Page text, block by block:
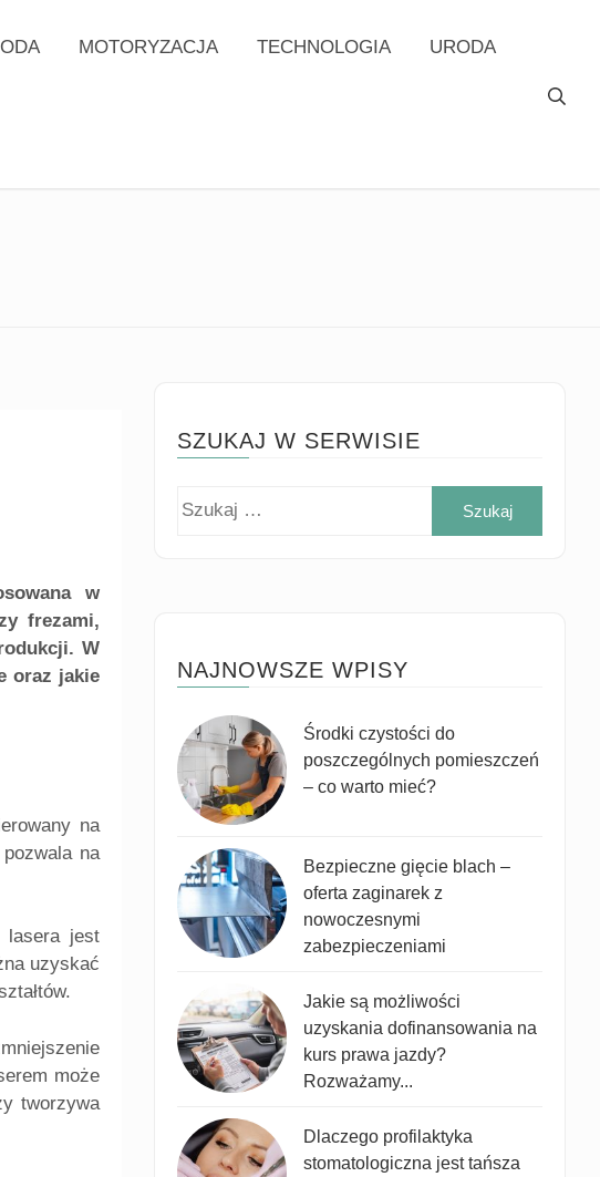
MOTORYZACJA TECHNOLOGIA URODA
w
frezami,
W
oraz jakie
na
na
lasera jest
uzyskać
może
tworzywa
SZUKAJ W SERWISIE
NAJNOWSZE WPISY
Środki czystości do
poszczególnych pomieszczeń
– co warto mieć?
Bezpieczne gięcie blach –
oferta zaginarek z
nowoczesnymi
zabezpieczeniami
Jakie są możliwości
uzyskania dofinansowania na
kurs prawa jazdy?
Rozważamy...
Dlaczego profilaktyka
stomatologiczna jest tańsza